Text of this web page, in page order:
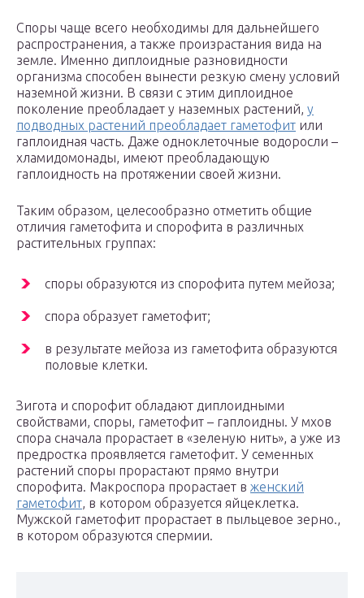
Споры чаще всего необходимы для дальнейшего
распространения, а также произрастания вида на
земле. Именно диплоидные разновидности
организма способен вынести резкую смену условий
наземной жизни. В связи с этим диплоидное
поколение преобладает у наземных растений, у
подводных растений преобладает гаметофит или
гаплоидная часть. Даже одноклеточные водоросли –
хламидомонады, имеют преобладающую
гаплоидность на протяжении своей жизни.
Таким образом, целесообразно отметить общие
отличия гаметофита и спорофита в различных
растительных группах:
споры образуются из спорофита путем мейоза;
спора образует гаметофит;
в результате мейоза из гаметофита образуются
половые клетки.
Зигота и спорофит обладают диплоидными
свойствами, споры, гаметофит – гаплоидны. У мхов
спора сначала прорастает в «зеленую нить», а уже из
предростка проявляется гаметофит. У семенных
растений споры прорастают прямо внутри
спорофита. Макроспора прорастает в женский
гаметофит, в котором образуется яйцеклетка.
Мужской гаметофит прорастает в пыльцевое зерно.,
в котором образуются спермии.